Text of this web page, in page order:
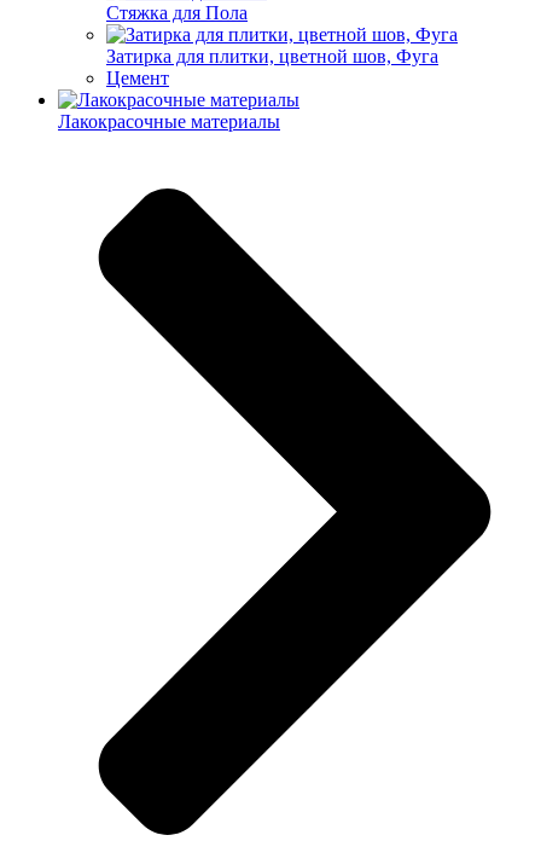
Стяжка для Пола
Затирка для плитки, цветной шов, Фуга
Цемент
Лакокрасочные материалы